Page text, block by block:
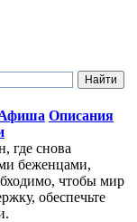
Описания
где снова
беженцами,
чтобы мир
обеспечьте